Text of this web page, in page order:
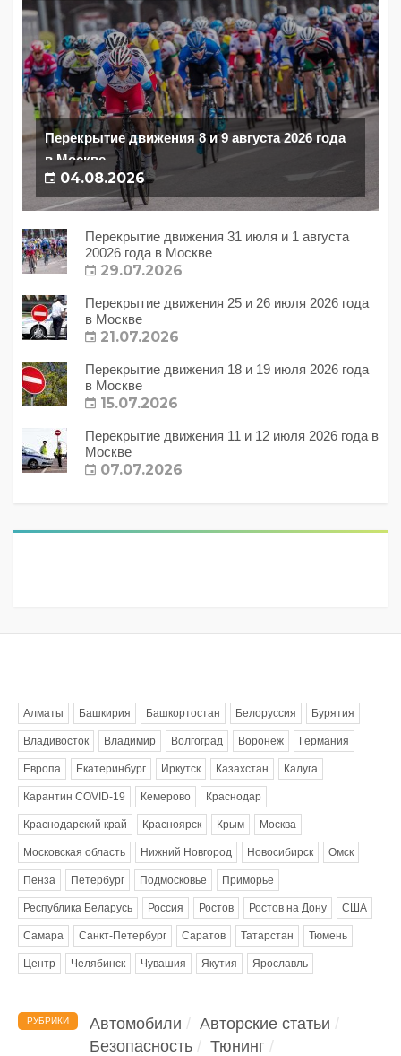
Перекрытие движения 8 и 9 августа 2026 года
в Москве
04.08.2026
Перекрытие движения 31 июля и 1 августа
20026 года в Москве
29.07.2026
Перекрытие движения 25 и 26 июля 2026 года
в Москве
21.07.2026
Перекрытие движения 18 и 19 июля 2026 года
в Москве
15.07.2026
Перекрытие движения 11 и 12 июля 2026 года в
Москве
07.07.2026
Алматы Башкирия Башкортостан Белоруссия Бурятия
Владивосток Владимир Волгоград Воронеж Германия
Европа Екатеринбург Иркутск Казахстан Калуга
Карантин COVID-19 Кемерово Краснодар
Краснодарский край Красноярск Крым Москва
Московская область Нижний Новгород Новосибирск Омск
Пенза Петербург Подмосковье Приморье
Республика Беларусь Россия Ростов Ростов на Дону США
Самара Санкт-Петербург Саратов Татарстан Тюмень
Центр Челябинск Чувашия Якутия Ярославль
РУБРИКИ Автомобили
Авторские статьи
Безопасность
Тюнинг